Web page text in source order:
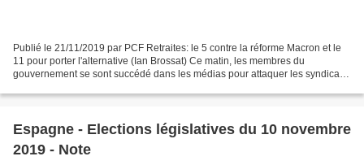
Publié le 21/11/2019 par PCF Retraites: le 5 contre la réforme Macron et le
11 pour porter l'alternative (Ian Brossat) Ce matin, les membres du
gouvernement se sont succédé dans les médias pour attaquer les syndicats
Espagne - Elections législatives du 10 novembre
2019 - Note